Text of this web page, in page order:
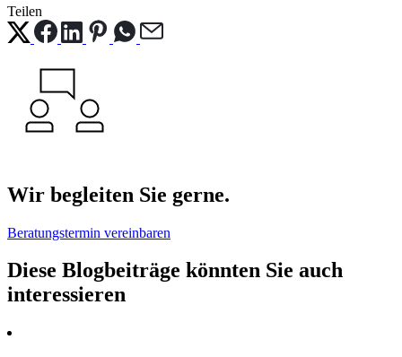
Teilen
Wir begleiten Sie gerne.
Beratungstermin vereinbaren
Diese Blogbeiträge könnten Sie auch
interessieren